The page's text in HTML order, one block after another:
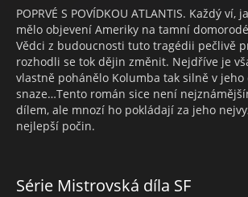
POPRVÉ S POVÍDKOU ATLANTIS. Každý
mělo objevení Ameriky na tamní
Vědci z budoucnosti tuto tragédii pečlivě
rozhodli se tok dějin změnit. Nejdříve je
vlastně pohánělo Kolumba tak silně v jeho
snaze…Tento román sice není
dílem, ale mnozí ho pokládají za jeho
nejlepší počin.
Série Mistrovská díla SF